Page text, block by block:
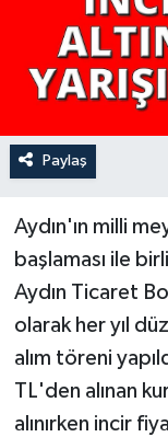
Paylaş
Aydın'ın milli
başlaması ile
Aydın Ticaret
olarak her yıl
alım töreni
TL'den alınan
alınırken incir